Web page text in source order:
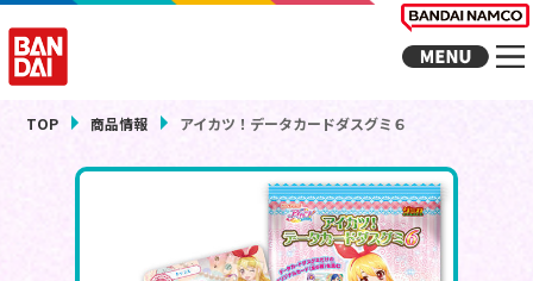
TOP 商品情報 アイカツ！データカードダスグミ６